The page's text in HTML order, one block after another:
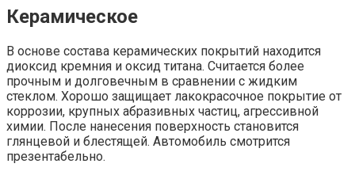
Керамическое
В основе состава керамических покрытий находится
диоксид кремния и оксид титана. Считается более
прочным и долговечным в сравнении с жидким
стеклом. Хорошо защищает лакокрасочное покрытие от
коррозии, крупных абразивных частиц, агрессивной
химии. После нанесения поверхность становится
глянцевой и блестящей. Автомобиль смотрится
презентабельно.